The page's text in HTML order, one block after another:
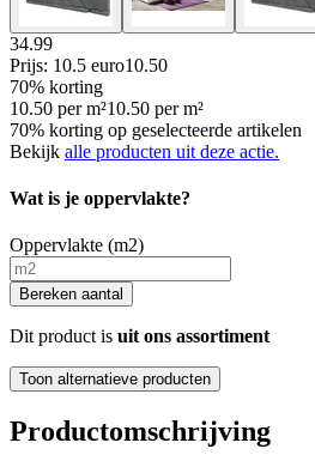
34.99
Prijs: 10.5 euro10.50
70% korting
10.50 per m²10.50 per m²
70% korting op geselecteerde artikelen
Bekijk alle producten uit deze actie.
Wat is je oppervlakte?
Oppervlakte (m2)
Bereken aantal
Dit product is uit ons assortiment
Toon alternatieve producten
Productomschrijving